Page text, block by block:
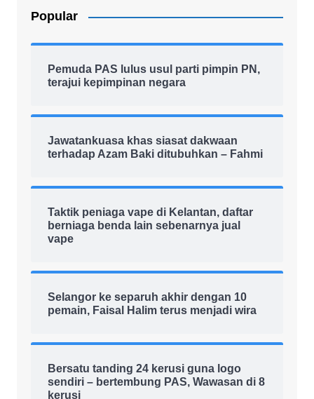
Popular
Pemuda PAS lulus usul parti pimpin PN,
terajui kepimpinan negara
Jawatankuasa khas siasat dakwaan
terhadap Azam Baki ditubuhkan – Fahmi
Taktik peniaga vape di Kelantan, daftar
berniaga benda lain sebenarnya jual
vape
Selangor ke separuh akhir dengan 10
pemain, Faisal Halim terus menjadi wira
Bersatu tanding 24 kerusi guna logo
sendiri – bertembung PAS, Wawasan di 8
kerusi